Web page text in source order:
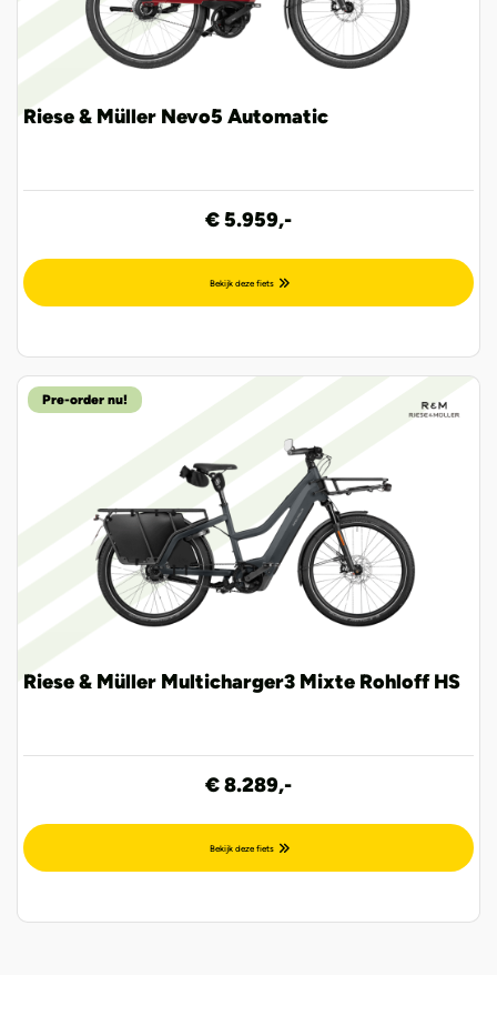
Riese & Müller Nevo5 Automatic
€ 5.959,-
Bekijk deze fiets
Riese & Müller Multicharger3 Mixte Rohloff HS
€ 8.289,-
Bekijk deze fiets
Pre-order nu!